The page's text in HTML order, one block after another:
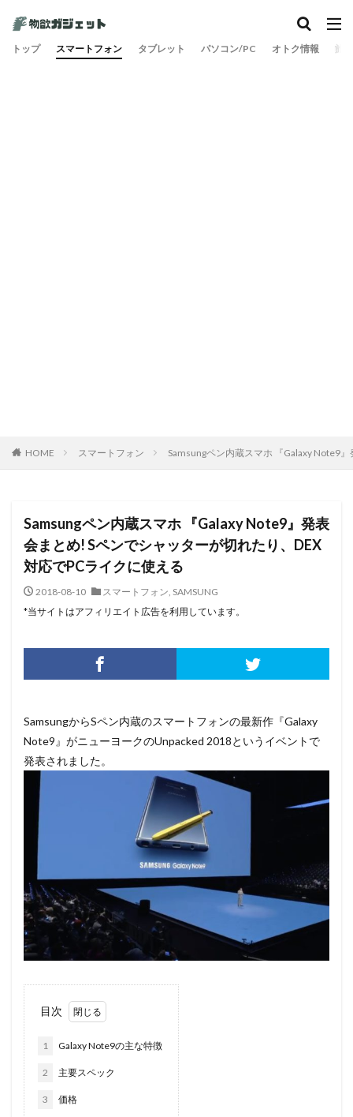
トップ スマートフォン タブレット パソコン/PC オトク情報 旅
HOME スマートフォン Samsungペン内蔵スマホ 『Galaxy Note9
Samsungペン内蔵スマホ 『Galaxy Note9』発表
会まとめ! Sペンでシャッターが切れたり、DEX
対応でPCライクに使える
2018-08-10 スマートフォン, SAMSUNG
*当サイトはアフィリエイト広告を利用しています。
SamsungからSペン内蔵のスマートフォンの最新作『Galaxy
Note9』がニューヨークのUnpacked 2018というイベントで
発表されました。
目次
1 Galaxy Note9の主な特徴
2 主要スペック
3 価格